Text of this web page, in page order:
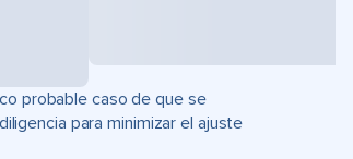
probable caso de que se
para minimizar el ajuste